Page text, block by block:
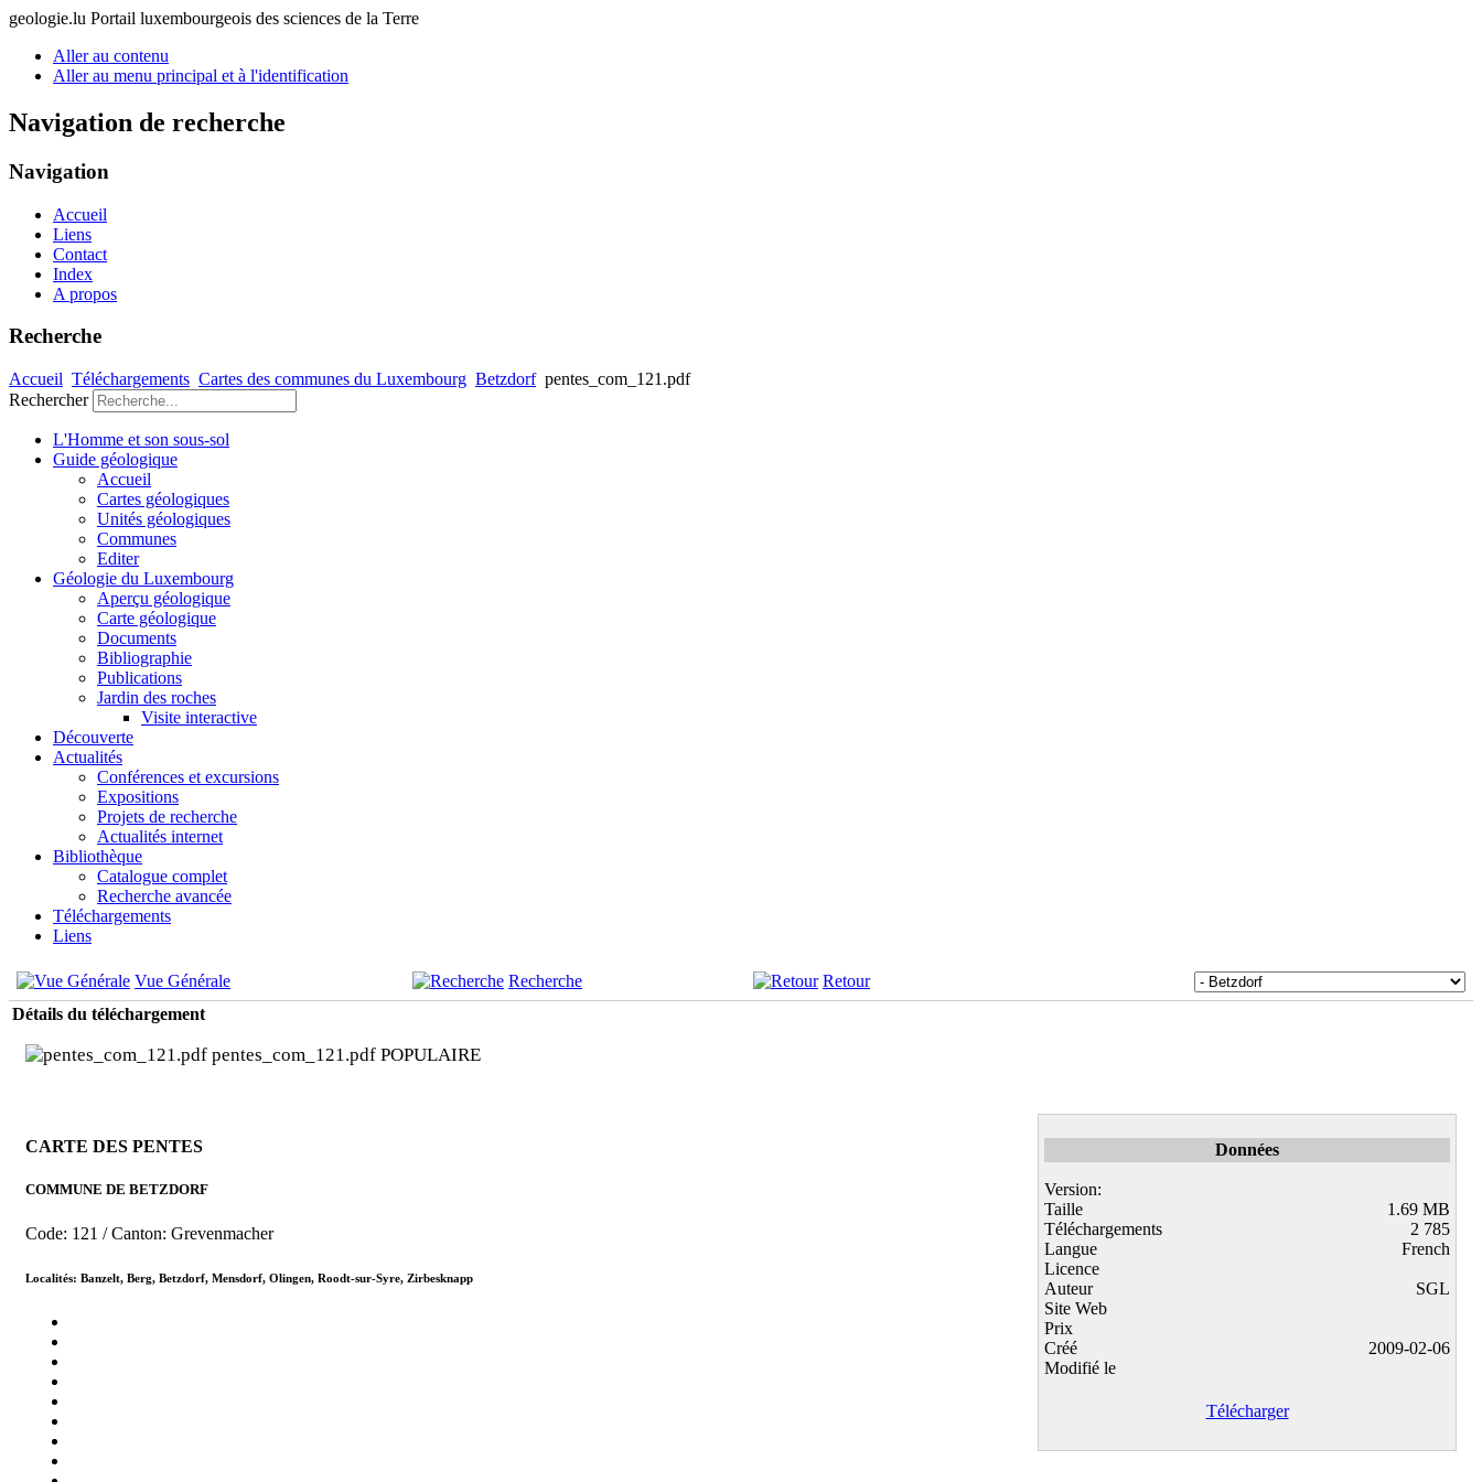
geologie.lu Portail luxembourgeois des sciences de la Terre
Aller au contenu
Aller au menu principal et à l'identification
Navigation de recherche
Navigation
Accueil
Liens
Contact
Index
A propos
Recherche
Accueil Téléchargements Cartes des communes du Luxembourg Betzdorf pentes_com_121.pdf
Rechercher
L'Homme et son sous-sol
Guide géologique
Accueil
Cartes géologiques
Unités géologiques
Communes
Editer
Géologie du Luxembourg
Aperçu géologique
Carte géologique
Documents
Bibliographie
Publications
Jardin des roches
Visite interactive
Découverte
Actualités
Conférences et excursions
Expositions
Projets de recherche
Actualités internet
Bibliothèque
Catalogue complet
Recherche avancée
Téléchargements
Liens
Vue Générale Recherche
Retour
Détails du téléchargement
pentes_com_121.pdf POPULAIRE
CARTE DES PENTES
COMMUNE DE BETZDORF
Code: 121 / Canton: Grevenmacher
Localités: Banzelt, Berg, Betzdorf, Mensdorf, Olingen, Roodt-sur-Syre, Zirbesknapp
Données
Version:
Taille
1.69 MB
Téléchargements
2 785
Langue
French
Licence
Auteur
SGL
Site Web
Prix
Créé
2009-02-06
Modifié le
Télécharger